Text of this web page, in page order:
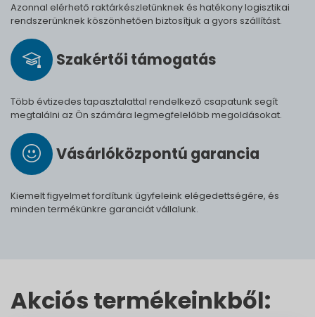
Azonnal elérhető raktárkészletünknek és hatékony logisztikai
rendszerünknek köszönhetően biztosítjuk a gyors szállítást.
Szak­értői tá­mo­ga­tás
Több évtizedes tapasztalattal rendelkező csapatunk segít
megtalálni az Ön számára legmegfelelőbb megoldásokat.
Vásárló­köz­pontú ga­ran­cia
Kiemelt figyelmet fordítunk ügyfeleink elégedettségére, és
minden termékünkre garanciát vállalunk.
Akciós termékeinkből: